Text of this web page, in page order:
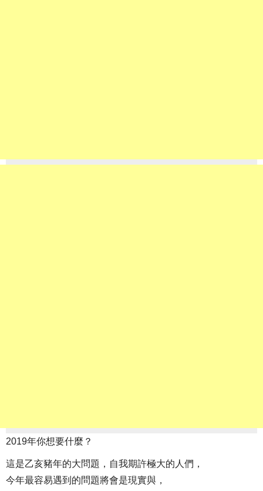
2019年你想要什麼？
這是乙亥豬年的大問題，自我期許極大的人們，
今年最容易遇到的問題將會是現實與，